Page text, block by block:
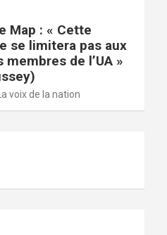
Map : « Cette
se limitera pas aux
membres de l’UA »
La voix de la nation